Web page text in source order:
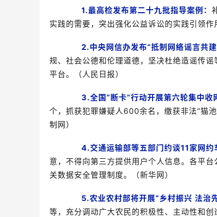
1.最高检发布第二十九批指导案例：
实践的需要，突出强化公益诉讼的实践引领
2.中央网信办发布“抵制网络谣言共
规、社会公德和伦理道德，坚决杜绝造谣传
平台。（人民日报）
3.全国“断卡”行动开展第六轮集中收
个，抓获犯罪嫌疑人600余名，缴获非法“猫
制网）
4.交通运输部等五部门约谈11家网约
意，不得向第三方提供用户个人信息。各平
关数据安全管理制度。（新华网）
5.农业农村部将开展“乡村振兴 法治
等，充分调动广大农民的积极性、主动性和